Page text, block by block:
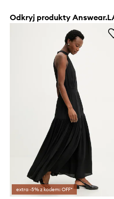
Odkryj produkty
extra -5% z kodem: OFF*